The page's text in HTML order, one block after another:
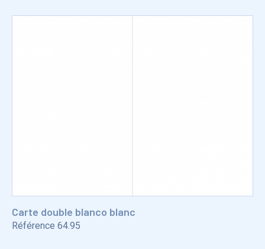
Carte double blanco blanc
Référence 64.95